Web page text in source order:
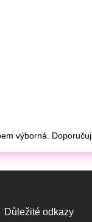
Důležité odkazy